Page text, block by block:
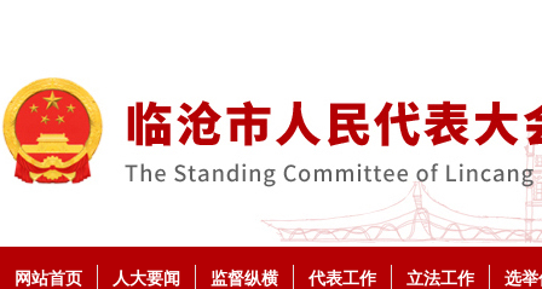
网站首页 人大要闻 监督纵横 代表工作 立法工作
选举